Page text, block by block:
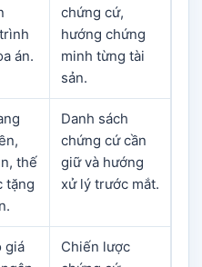
án.
chứng cứ,
hướng chứng
minh từng tài
sản.
thế
tặng
Danh sách
chứng cứ cần
giữ và hướng
xử lý trước mắt.
giá
Chiến lược